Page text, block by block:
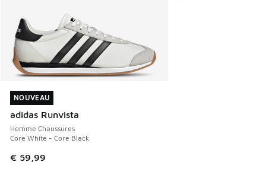
NOUVEAU
adidas Runvista
Homme Chaussures
Core White - Core Black
€ 59,99
NOUVEAU